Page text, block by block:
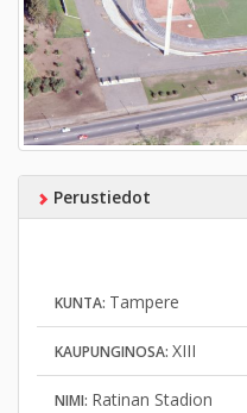
Perustiedot
KUNTA: Tampere
KAUPUNGINOSA: XIII
NIMI: Ratinan Stadion